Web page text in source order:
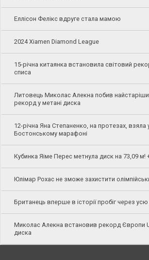
Еллісон Фелікс вдруге стала мамою
2024 Xiamen Diamond League
15-річна китаянка встановила світовий
списа
Литовець Миколас Алекна побив
рекорд у метані диска
12-річна Яна Степаненко, на протезах, взяла
Бостонському марафоні
Кубинка Яіме Перес метнула диск на 73,09 м!
Юлімар Рохас не зможе захистити
Британець вперше в історії пробіг через
Миколас Алекна встановив рекорд Європи
диска